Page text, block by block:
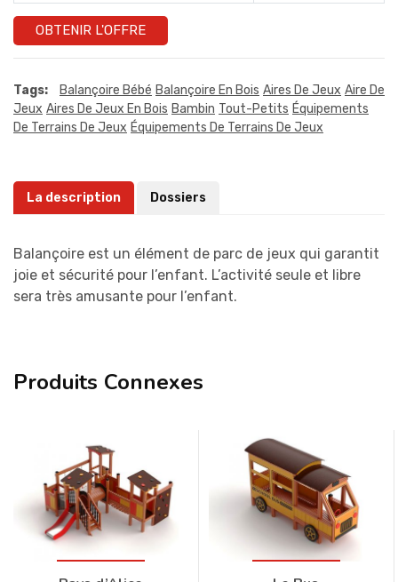
OBTENIR L'OFFRE
Tags: Balançoire Bébé Balançoire En Bois Aires De Jeux Aire De
Jeux Aires De Jeux En Bois Bambin Tout-Petits Équipements
De Terrains De Jeux Équipements De Terrains De Jeux
La description Dossiers
Balançoire est un élément de parc de jeux qui garantit
joie et sécurité pour l’enfant. L’activité seule et libre
sera très amusante pour l’enfant.
Produits Connexes